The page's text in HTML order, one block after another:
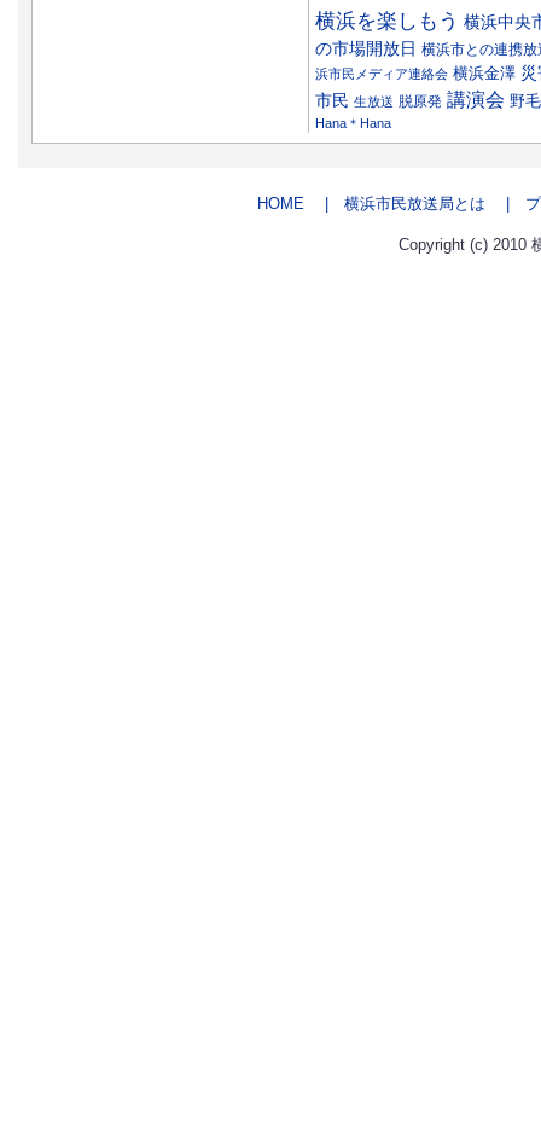
横浜を楽しもう 横浜中央
の市場開放日 横浜市との連携放
浜市民メディア連絡会 横浜金澤
市民 生放送 脱原発 講演会 野毛
Hana＊Hana
HOME | 横浜市民放送局とは | プ
Copyright (c) 2010